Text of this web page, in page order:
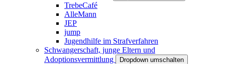
TrebeCafé
AlleMann
JEP
jump
Jugendhilfe im Strafverfahren
Schwangerschaft, junge Eltern und
Adoptionsvermittlung
Dropdown umschalten